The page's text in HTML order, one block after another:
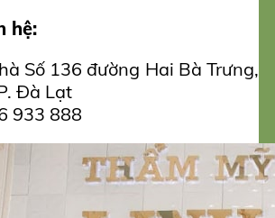
hệ:
Số 136 đường Hai Bà Trưng,
Đà Lạt
933 888